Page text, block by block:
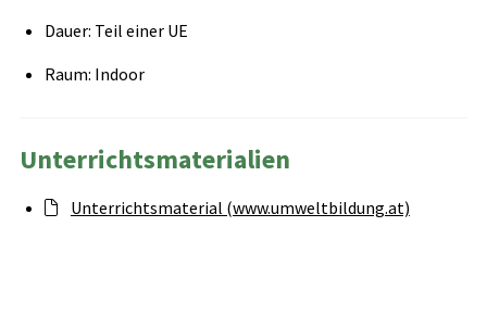
Dauer: Teil einer UE
Raum: Indoor
Unterrichtsmaterialien
Unterrichtsmaterial (www.umweltbildung.at)